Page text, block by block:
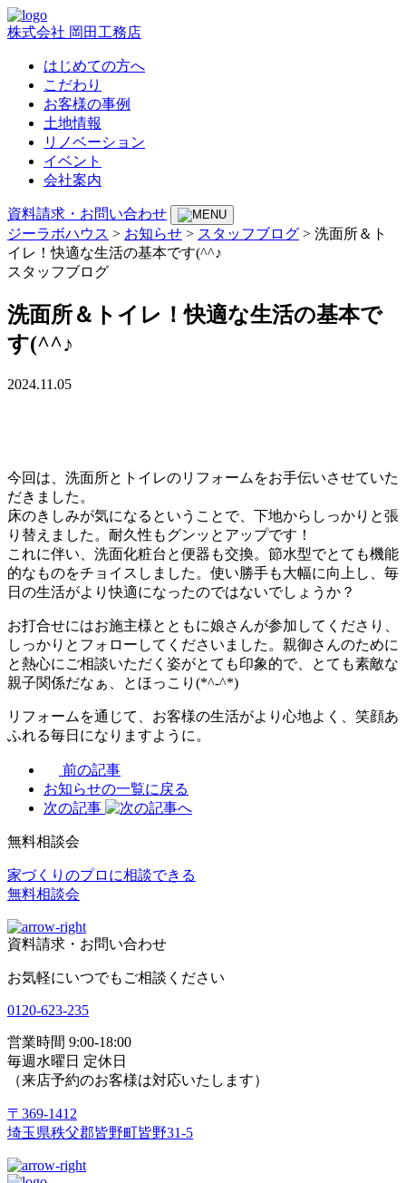
株式会社 岡田工務店
はじめての方へ
こだわり
お客様の事例
土地情報
リノベーション
イベント
会社案内
資料請求・お問い合わせ
ジーラボハウス > お知らせ > スタッフブログ > 洗面所＆ト
イレ！快適な生活の基本です(^^♪
スタッフブログ
洗面所＆トイレ！快適な生活の基本で
す(^^♪
2024.11.05
今回は、洗面所とトイレのリフォームをお手伝いさせていた
だきました。
床のきしみが気になるということで、下地からしっかりと張
り替えました。耐久性もグンッとアップです！
これに伴い、洗面化粧台と便器も交換。節水型でとても機能
的なものをチョイスしました。使い勝手も大幅に向上し、毎
日の生活がより快適になったのではないでしょうか？
お打合せにはお施主様とともに娘さんが参加してくださり、
しっかりとフォローしてくださいました。親御さんのために
と熱心にご相談いただく姿がとても印象的で、とても素敵な
親子関係だなぁ、とほっこり(*^-^*)
リフォームを通じて、お客様の生活がより心地よく、笑顔あ
ふれる毎日になりますように。
前の記事
お知らせの一覧に戻る
次の記事
無料相談会
家づくりのプロに相談できる
無料相談会
資料請求・お問い合わせ
お気軽にいつでもご相談ください
0120-623-235
営業時間 9:00-18:00
毎週水曜日 定休日
（来店予約のお客様は対応いたします）
〒369-1412
埼玉県秩父郡皆野町皆野31-5